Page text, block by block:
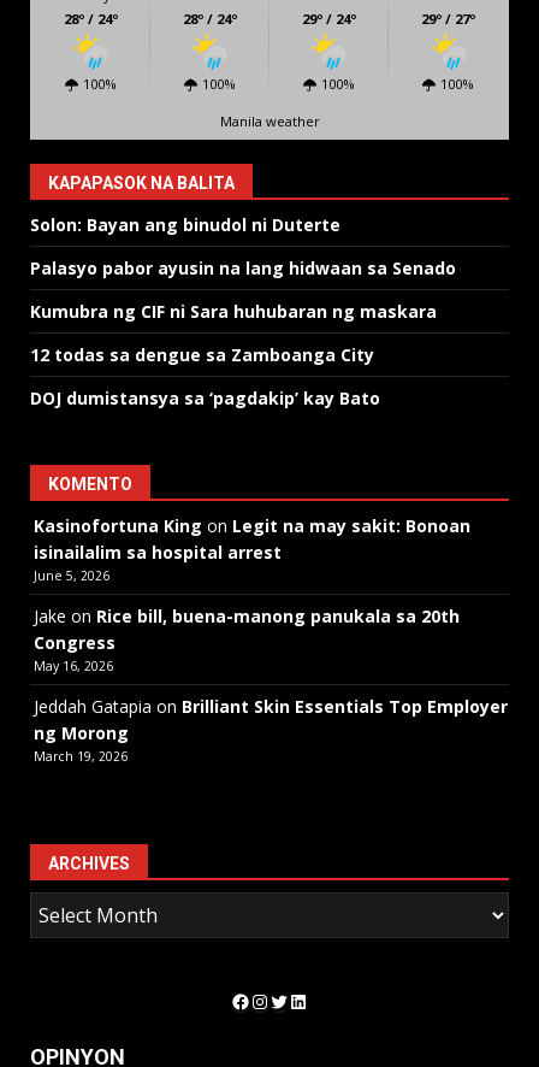
28º / 24º
100%
28º / 24º
100%
29º / 24º
100%
29º / 27º
100%
Manila weather
KAPAPASOK NA BALITA
Solon: Bayan ang binudol ni Duterte
Palasyo pabor ayusin na lang hidwaan sa Senado
Kumubra ng CIF ni Sara huhubaran ng maskara
12 todas sa dengue sa Zamboanga City
DOJ dumistansya sa ‘pagdakip’ kay Bato
KOMENTO
Kasinofortuna King on Legit na may sakit: Bonoan
isinailalim sa hospital arrest
June 5, 2026
Jake on Rice bill, buena-manong panukala sa 20th
Congress
May 16, 2026
Jeddah Gatapia on Brilliant Skin Essentials Top Employer
ng Morong
March 19, 2026
ARCHIVES
Facebook
Instagram
Twitter
LinkedIn
OPINYON